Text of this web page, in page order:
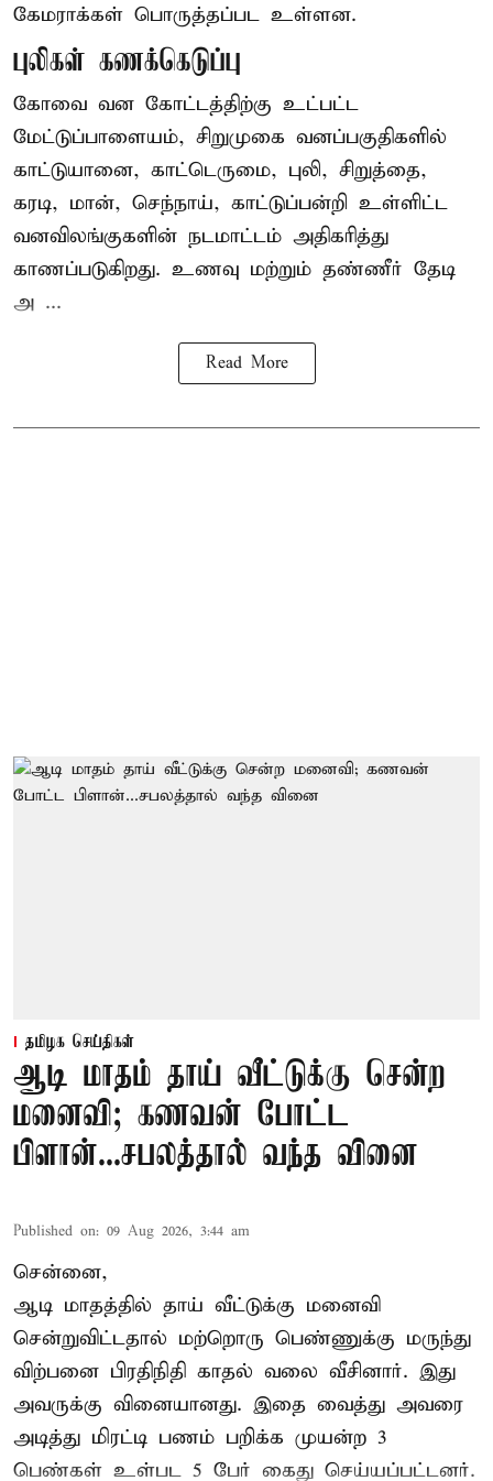
கேமராக்கள் பொருத்தப்பட உள்ளன.
புலிகள் கணக்கெடுப்பு
கோவை வன கோட்டத்திற்கு உட்பட்ட
மேட்டுப்பாளையம், சிறுமுகை வனப்பகுதிகளில்
காட்டுயானை, காட்டெருமை, புலி, சிறுத்தை,
கரடி, மான், செந்நாய், காட்டுப்பன்றி உள்ளிட்ட
வனவிலங்குகளின் நடமாட்டம் அதிகரித்து
காணப்படுகிறது. உணவு மற்றும் தண்ணீர் தேடி
அ ...
Read More
தமிழக செய்திகள்
ஆடி மாதம் தாய் வீட்டுக்கு சென்ற
மனைவி; கணவன் போட்ட
பிளான்...சபலத்தால் வந்த வினை
Published on: 09 Aug 2026, 3:44 am
சென்னை,
ஆடி மாதத்தில் தாய் வீட்டுக்கு மனைவி
சென்றுவிட்டதால் மற்றொரு பெண்ணுக்கு மருந்து
விற்பனை பிரதிநிதி காதல் வலை வீசினார். இது
அவருக்கு வினையானது. இதை வைத்து அவரை
அடித்து மிரட்டி பணம் பறிக்க முயன்ற 3
பெண்கள் உள்பட 5 பேர் கைது செய்யப்பட்டனர்.